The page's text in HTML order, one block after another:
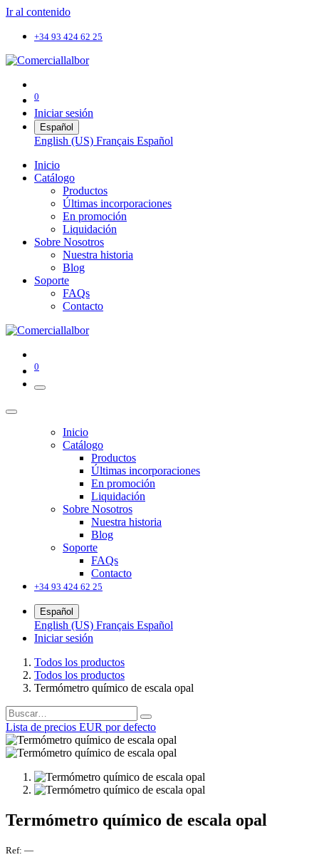
Ir al contenido
+34 93 424 62 25
0
Iniciar sesión
Español
English (US) Français Español
Inicio
Catálogo
Productos
Últimas incorporaciones
En promoción
Liquidación
Sobre Nosotros
Nuestra historia
Blog
Soporte
FAQs
Contacto
0
Inicio
Catálogo
Productos
Últimas incorporaciones
En promoción
Liquidación
Sobre Nosotros
Nuestra historia
Blog
Soporte
FAQs
Contacto
+34 93 424 62 25
Español
English (US) Français Español
Iniciar sesión
Todos los productos
Todos los productos
Termómetro químico de escala opal
Lista de precios EUR por defecto
Termómetro químico de escala opal
Ref: —